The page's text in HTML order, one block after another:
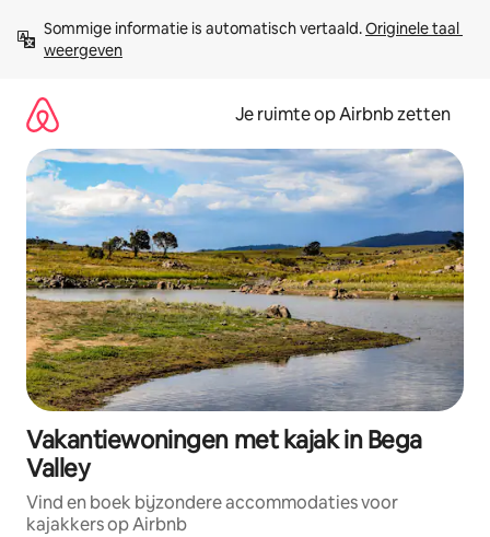
direct
naar
Sommige informatie is automatisch vertaald. Originele taal
weergeven
Je ruimte op Airbnb zetten
Vakantiewoningen met kajak in Bega
Valley
Vind en boek bijzondere accommodaties voor
kajakkers op Airbnb